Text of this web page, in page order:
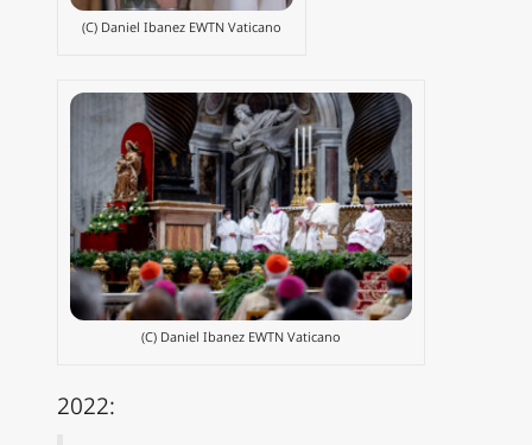
(C) Daniel Ibanez EWTN Vaticano
(C) Daniel Ibanez EWTN Vaticano
2022: